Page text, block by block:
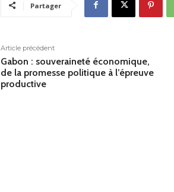
Partager
Article précédent
Gabon : souveraineté économique,
de la promesse politique à l’épreuve
productive